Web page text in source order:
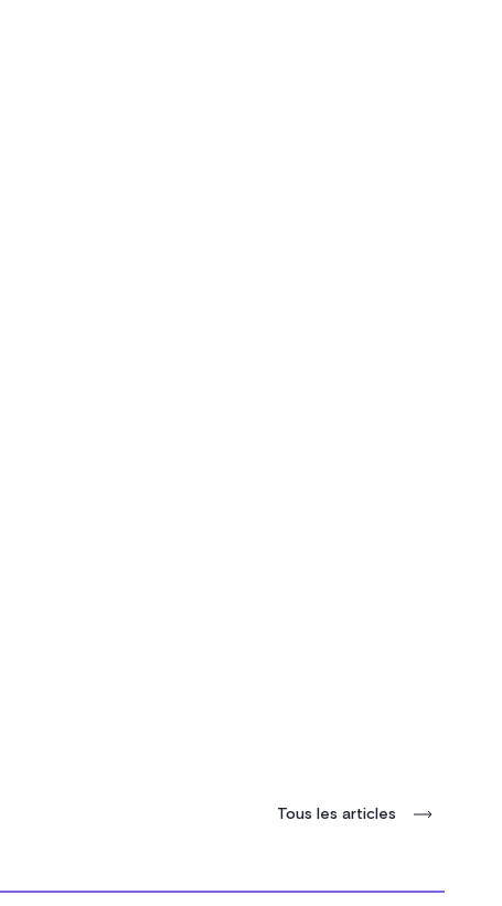
Tous les articles